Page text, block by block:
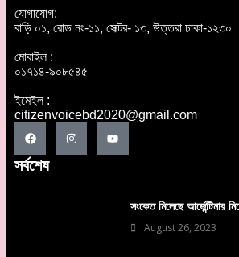
যোগাযোগ:
বাড়ি ০১, রোড নং-১১, সেক্টর- ১৩, উত্তরা ঢাকা-১২৩০
মোবাইল :
০১৭১৪-৯০৮৫৪৫
ইমেইল :
citizenvoicebd2020@gmail.com
সর্বশেষ
সংকেত মিলেছে আর্জেন্টিনার
August 26, 2023